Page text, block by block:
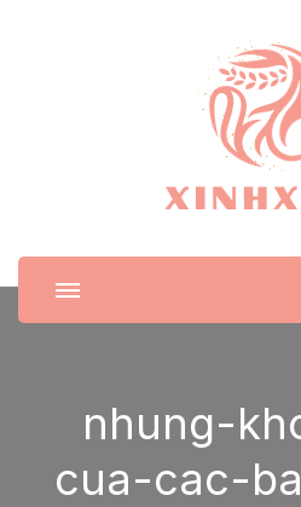
Trang tin tức
nhung-
cua-cac-